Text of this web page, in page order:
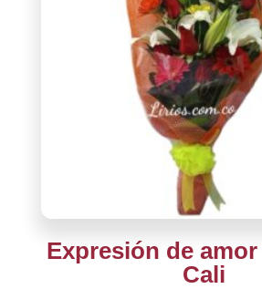
Expresión de
Cali